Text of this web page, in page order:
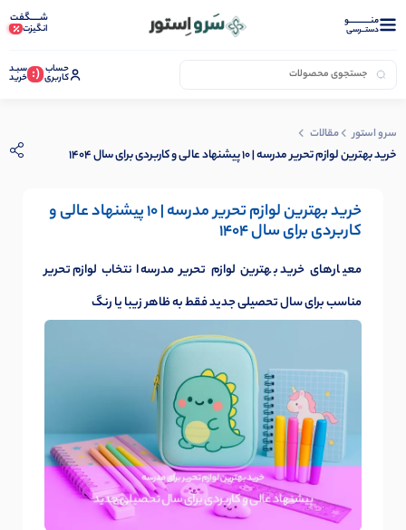
منــــــــــــو
دستــرسی
شـــــگفت
انگیزت
حساب
کاربری (: سبـد
خرید
سرو استور مقالات
خرید بهترین لوازم تحریر مدرسه | 10 پیشنهاد عالی و کاربردی برای سال 1404
خرید بهترین لوازم تحریر مدرسه | 10 پیشنهاد عالی و
کاربردی برای سال 1404
معیارهای خرید بهترین لوازم تحریر مدرسه انتخاب لوازم تحریر
مناسب برای سال تحصیلی جدید فقط به ظاهر زیبا یا رنگ